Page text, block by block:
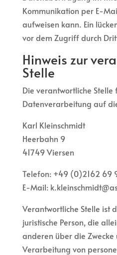
Kommunikation per E-
aufweisen kann. Ein
vor dem Zugriff durch
Hinweis zur
Stelle
Die verantwortliche Stelle
Datenverarbeitung auf
Karl Kleinschmidt
Heerbahn 9
41749 Viersen
Telefon: +49 (0)2162 69
E-Mail:
Verantwortliche Stelle ist
juristische Person, die
anderen über die
Verarbeitung von